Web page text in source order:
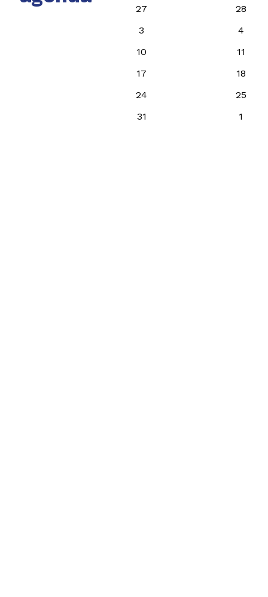
27
28
3
4
10
11
17
18
24
25
31
1